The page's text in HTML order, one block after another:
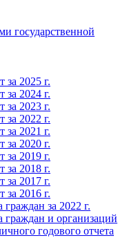
государственной
2025 г.
2024 г.
2023 г.
2022 г.
2021 г.
2020 г.
2019 г.
2018 г.
2017 г.
2016 г.
за 2022 г.
граждан и организаций
годового отчета